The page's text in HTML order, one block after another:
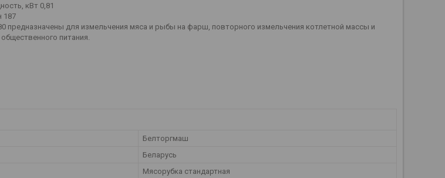
кВт 0,81
187
предназначены для измельчения мяса и рыбы на фарш, повторного измельчения котлетной массы и
питания.
Белторгмаш
Беларусь
Мясорубка стандартная